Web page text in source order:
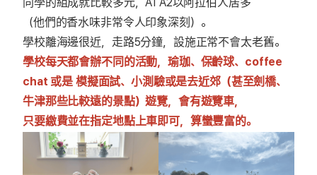
（他們的香水味非常令人印象深刻）。
學校離海邊很近，走路5分鐘，設施正常不會太老舊。
學校每天都會辦不同的活動，瑜珈、保齡球、coffee
chat 或是 模擬面試、小測驗或是去近郊（甚至劍橋、
牛津那些比較遠的景點）遊覽，會有遊覽車，
只要繳費並在指定地點上車即可，算蠻豐富的。